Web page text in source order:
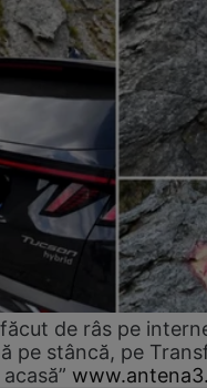
de râs pe
pe stâncă, pe